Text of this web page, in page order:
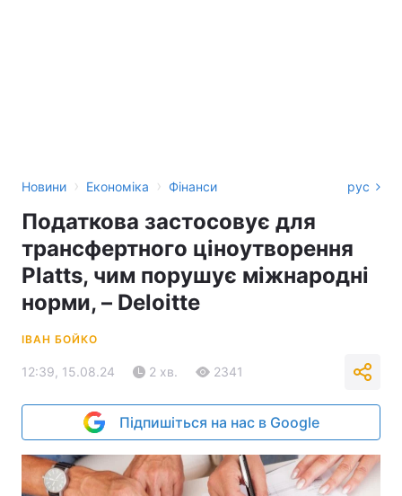
Новини › Економіка › Фінанси рус
Податкова застосовує для
трансфертного ціноутворення
Platts, чим порушує міжнародні
норми, – Deloitte
ІВАН БОЙКО
12:39, 15.08.24 2 хв. 2341
Підпишіться на нас в Google